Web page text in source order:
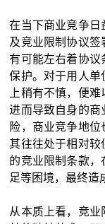
在当下商业竞争日
及竞业限制协议
有可能左右着协议
保护。对于用人单
上稍有不慎，便
进而导致自身的商
险，商业竞争地位
其往往处于相对较
的竞业限制条款，
足等困境，最终造
从本质上看，竞